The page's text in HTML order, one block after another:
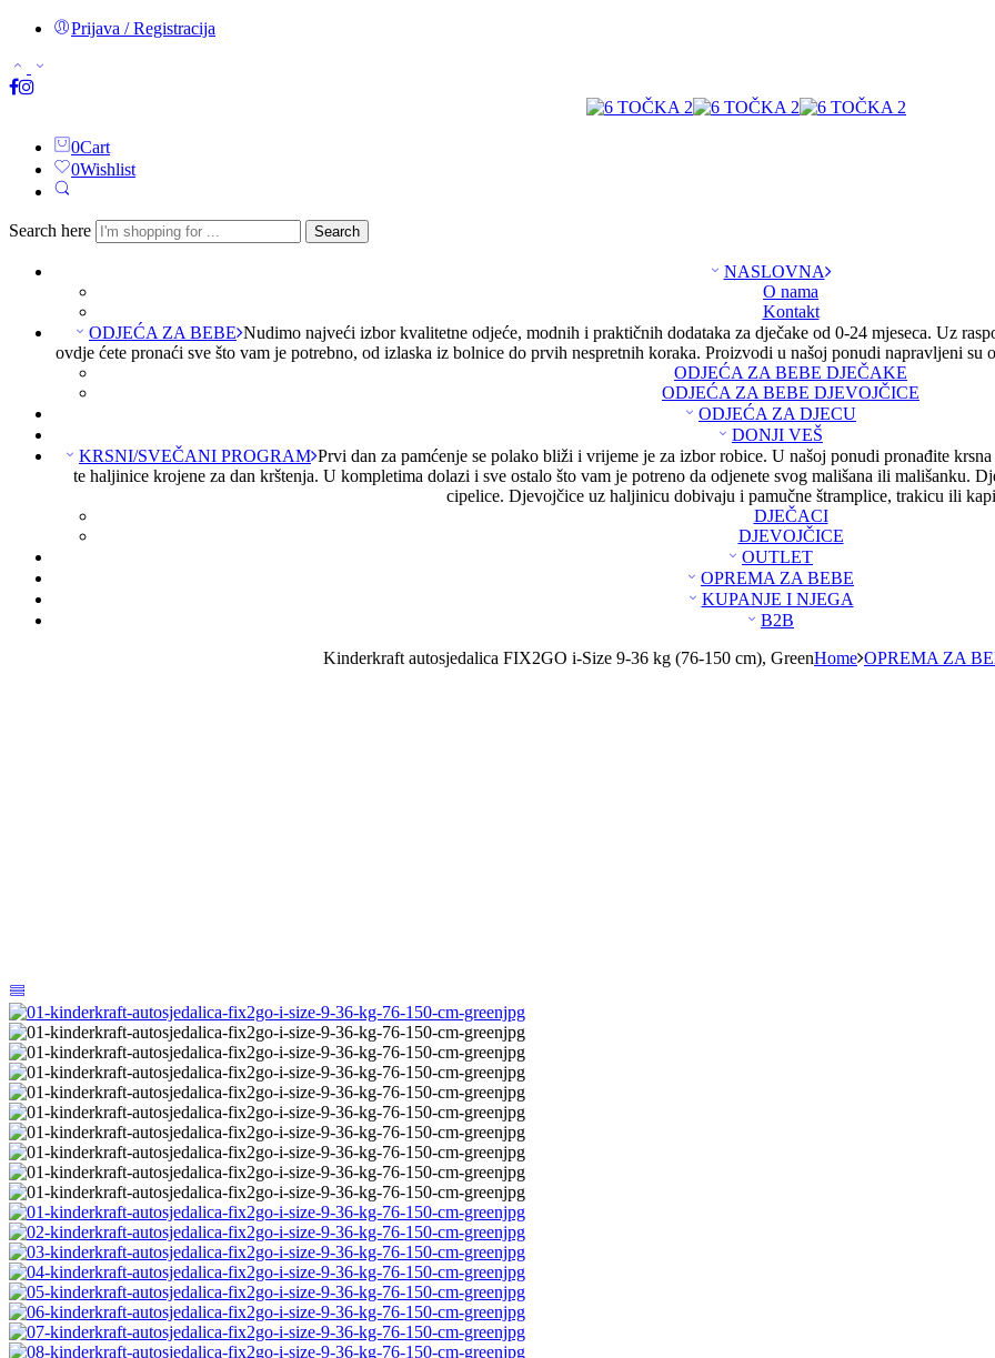
Prijava / Registracija
0Cart
0Wishlist
Search here Search
NASLOVNA
O nama
Kontakt
ODJEĆA ZA BEBE Nudimo najveći izbor kvalitetne odjeće, modnih i praktičnih dodataka za dječake od 0-24 mjeseca. Uz
ovdje ćete pronaći sve što vam je potrebno, od izlaska iz bolnice do prvih nespretnih koraka. Proizvodi u našoj ponudi napravljeni
ODJEĆA ZA BEBE DJEČAKE
ODJEĆA ZA BEBE DJEVOJČICE
ODJEĆA ZA DJECU
DONJI VEŠ
KRSNI/SVEČANI PROGRAM Prvi dan za pamćenje se polako bliži i vrijeme je za izbor robice. U našoj ponudi pronađite
te haljinice krojene za dan krštenja. U kompletima dolazi i sve ostalo što vam je potreno da odjenete svog mališana ili mališanku.
cipelice. Djevojčice uz haljinicu dobivaju i pamučne štramplice, trakicu ili
DJEČACI
DJEVOJČICE
OUTLET
OPREMA ZA BEBE
KUPANJE I NJEGA
B2B
Kinderkraft autosjedalica FIX2GO i-Size 9-36 kg (76-150 cm), GreenHome OPREMA ZA